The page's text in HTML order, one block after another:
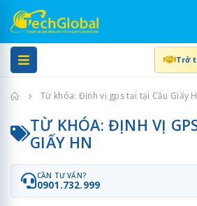
Trở
Trang chủTừ khóa: Định vị gps tại tại Cầu Giấy
TỪ KHÓA: ĐỊNH VỊ
GIẤY HN
CẦN TƯ VẤN?
0901.732.999